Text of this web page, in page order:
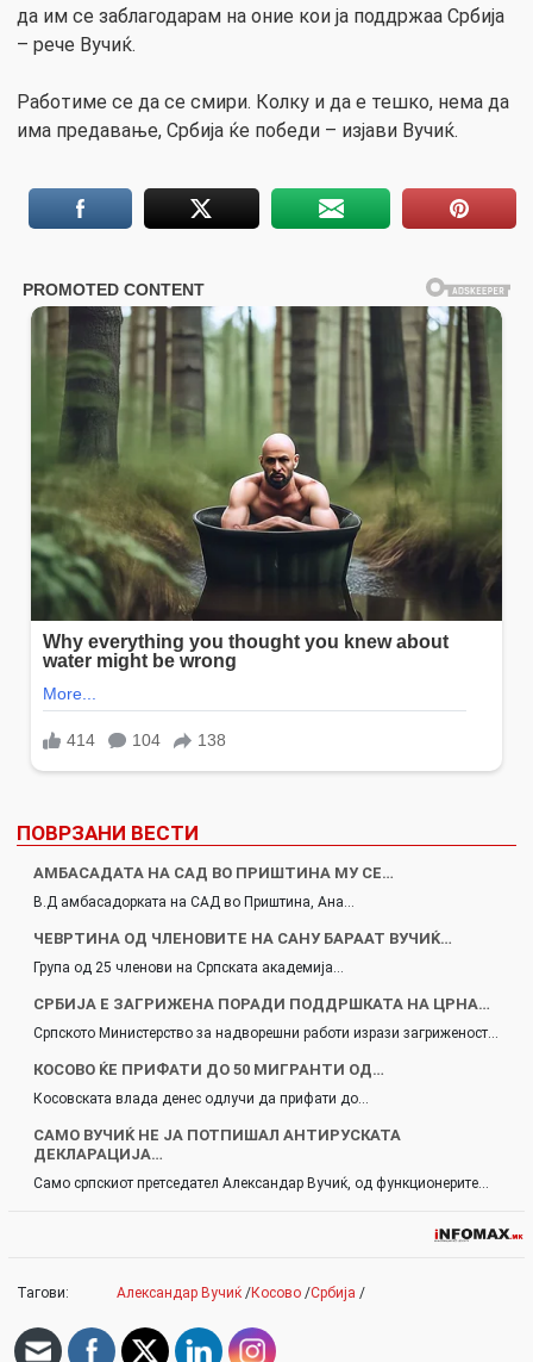
да им се заблагодарам на оние кои ја поддржаа Србија
– рече Вучиќ.
Работиме се да се смири. Колку и да е тешко, нема да
има предавање, Србија ќе победи – изјави Вучиќ.
ПОВРЗАНИ ВЕСТИ
АМБАСАДАТА НА САД ВО ПРИШТИНА МУ СЕ…
В.Д амбасадорката на САД во Приштина, Ана…
ЧЕВРТИНА ОД ЧЛЕНОВИТЕ НА САНУ БАРААТ ВУЧИЌ…
Група од 25 членови на Српската академија…
СРБИЈА Е ЗАГРИЖЕНА ПОРАДИ ПОДДРШКАТА НА ЦРНА…
Српското Министерство за надворешни работи изрази загриженост…
КОСОВО ЌЕ ПРИФАТИ ДО 50 МИГРАНТИ ОД…
Косовската влада денес одлучи да прифати до…
САМО ВУЧИЌ НЕ ЈА ПОТПИШАЛ АНТИРУСКАТА
ДЕКЛАРАЦИЈА…
Само српскиот претседател Александар Вучиќ, од функционерите…
Тагови: Александар Вучиќ /Косово /Србија /